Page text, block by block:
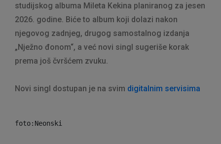
studijskog albuma Mileta Kekina planiranog za jesen
2026. godine. Biće to album koji dolazi nakon
njegovog zadnjeg, drugog samostalnog izdanja
„Nježno đonom“, a već novi singl sugeriše korak
prema još čvršćem zvuku.
Novi singl dostupan je na svim digitalnim servisima
foto:Neonski